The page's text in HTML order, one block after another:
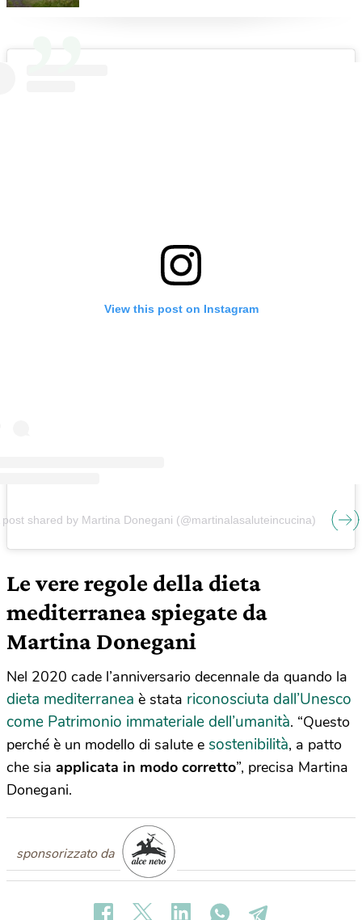
View this post on Instagram
post shared by Martina Donegani (@martinalasaluteincucina)
Le vere regole della dieta
mediterranea spiegate da
Martina Donegani
Nel 2020 cade l’anniversario decennale da quando la
dieta mediterranea è stata riconosciuta dall’Unesco
come Patrimonio immateriale dell’umanità. “Questo
perché è un modello di salute e sostenibilità, a patto
che sia applicata in modo corretto”, precisa Martina
Donegani.
sponsorizzato da